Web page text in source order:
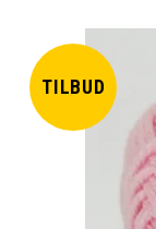
TILBUD